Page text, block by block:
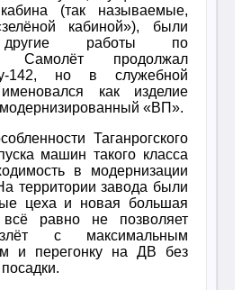
(так называемые,
кабиной»), были
другие работы по
Самолёт продолжал
142, но в служебной
как изделие
«ВП».
Таганрогского
машин такого класса
в модернизации
территории завода были
цеха и новая большая
равно не позволяет
с максимальным
и перегонку на ДВ без